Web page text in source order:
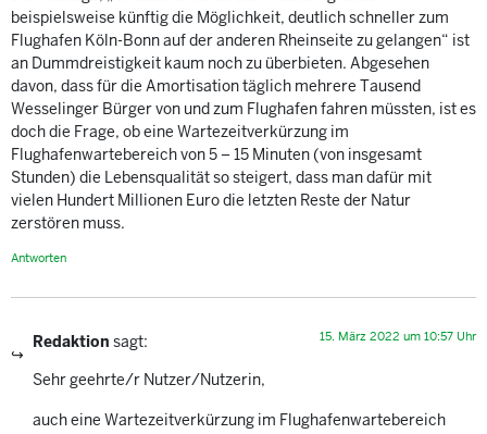
beispielsweise künftig die Möglichkeit, deutlich schneller zum
Flughafen Köln-Bonn auf der anderen Rheinseite zu gelangen“ ist
an Dummdreistigkeit kaum noch zu überbieten. Abgesehen
davon, dass für die Amortisation täglich mehrere Tausend
Wesselinger Bürger von und zum Flughafen fahren müssten, ist es
doch die Frage, ob eine Wartezeitverkürzung im
Flughafenwartebereich von 5 – 15 Minuten (von insgesamt
Stunden) die Lebensqualität so steigert, dass man dafür mit
vielen Hundert Millionen Euro die letzten Reste der Natur
zerstören muss.
Antworten
Redaktion sagt: 15. März 2022 um 10:57 Uhr
Sehr geehrte/r Nutzer/Nutzerin,
auch eine Wartezeitverkürzung im Flughafenwartebereich